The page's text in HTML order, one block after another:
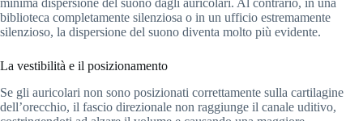
biblioteca completamente silenziosa o in un ufficio estremamente
silenzioso, la dispersione del suono diventa molto più evidente.
La vestibilità e il posizionamento
Se gli auricolari non sono posizionati correttamente sulla cartilagine
dell’orecchio, il fascio direzionale non raggiunge il canale uditivo,